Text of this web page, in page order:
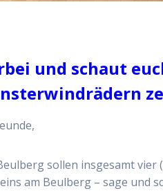
und schaut
sollen insgesamt
am Beulberg – sage und